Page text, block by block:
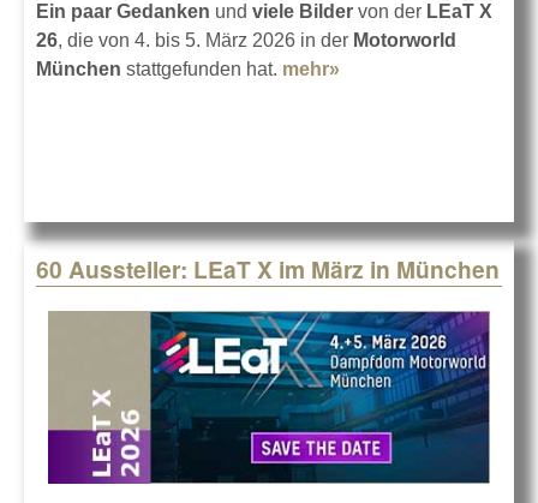
Ein paar Gedanken und viele Bilder von der LEaT X
26, die von 4. bis 5. März 2026 in der Motorworld
München stattgefunden hat. mehr»
60 Aussteller: LEaT X im März in München